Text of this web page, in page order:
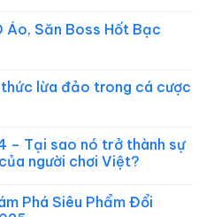
Ảo, Săn Boss Hốt Bạc
lừa đảo trong cá cược
– Tại sao nó trở thành sự
người chơi Việt?
Phá Siêu Phẩm Đổi